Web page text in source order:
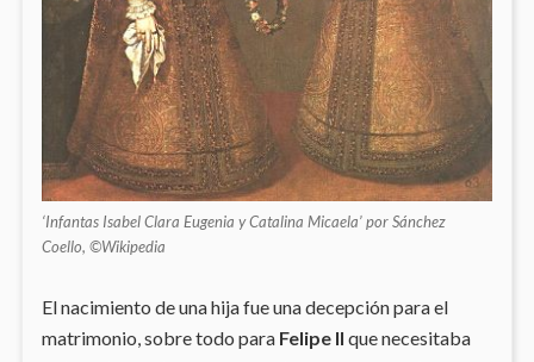
‘Infantas Isabel Clara Eugenia y Catalina Micaela’ por Sánchez
Coello, ©Wikipedia
El nacimiento de una hija fue una decepción para el
matrimonio, sobre todo paraFelipe II que necesitaba